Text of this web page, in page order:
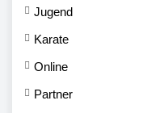
Jugend
Karate
Online
Partner